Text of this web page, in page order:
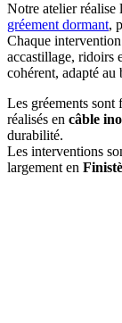
Notre atelier réalise
gréement dormant,
Chaque
accastillage, ridoirs
cohérent, adapté au
Les gréements sont
réalisés en câble
durabilité.
Les interventions
largement en